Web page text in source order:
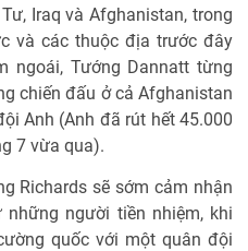
Iraq và Afghanistan, trong
và các thuộc địa trước đây
ngoái, Tướng Dannatt từng
chiến đấu ở cả Afghanistan
Anh (Anh đã rút hết 45.000
7 vừa qua).
Richards sẽ sớm cảm nhận
người tiền nhiệm, khi
quốc với một quân đội